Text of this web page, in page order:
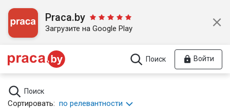
Praca.by
Загрузите на Google Play
Поиск Войти
Поиск
Сортировать: по релевантности